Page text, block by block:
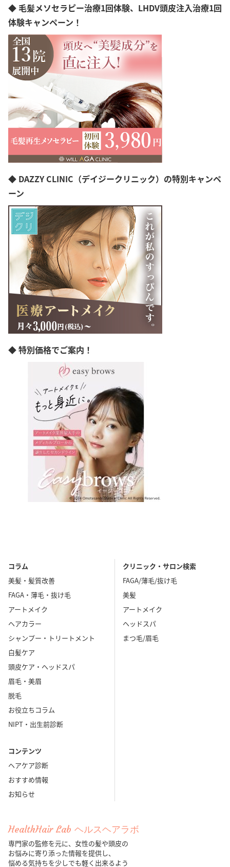
大阪府
兵庫県
広島県
山口県
愛媛県
高知県
福岡県
熊本県
沖縄県
オンライン診療
◆ 毛髪メソセラピー治療1回体験、LHDV頭皮注入治療1回
体験キャンペーン！
◆ DAZZY CLINIC（デイジークリニック）の特別キャンペ
ーン
◆ 特別価格でご案内！
コラム
美髪・髪質改善
FAGA・薄毛・抜け毛
アートメイク
ヘアカラー
シャンプー・トリートメント
白髪ケア
頭皮ケア・ヘッドスパ
眉毛・美眉
脱毛
お役立ちコラム
NIPT・出生前診断
コンテンツ
ヘアケア診断
おすすめ情報
お知らせ
クリニック・サロン検索
FAGA/薄毛/抜け毛
美髪
アートメイク
ヘッドスパ
まつ毛/眉毛
HealthHair Lab ヘルスヘアラボ
専門家の監修を元に、女性の髪や頭皮の
お悩みに寄り添った情報を提供し、
悩める気持ちを少しでも軽く出来るよう